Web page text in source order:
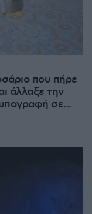
που πήρε
άλλαξε την
σε...